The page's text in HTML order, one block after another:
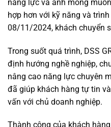
năng lực và anh mong
hợp hơn với kỹ năng và
08/11/2024, khách chuyển
Trong suốt quá trình, DSS
định hướng nghề nghiệp,
nâng cao năng lực chuyên
đã giúp khách hàng tự tin
vấn với chủ doanh nghiệp.
Thành công của khách